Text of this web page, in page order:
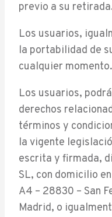
previo a su
Los usuarios,
la portabilidad de
cualquier momento.
Los usuarios,
derechos
términos y
la vigente
escrita y firmada,
SL, con domicilio
A4 – 28830 – San
Madrid, o